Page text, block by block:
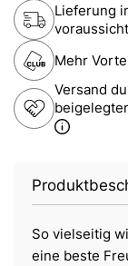
Lieferung
Mehr
Versand
So vielseitig
eine beste